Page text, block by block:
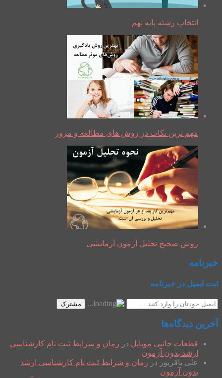
انتخاب رشته پایه نهم
مهم ترین نکات در روش های مطالعه و مرور
روش صحیح تحلیل آزمون آزمایشی
خبرنامه
ثبت ایمیل در خبرنامه
مشترک
آخرین دیدگاه‌ها
قطعات جانبی موبایل در زمان و شرایط ثبت نام کارشناسی
ارشد بدون آزمون
علی باقرپور در زمان و شرایط ثبت نام کارشناسی ارشد
بدون آزمون